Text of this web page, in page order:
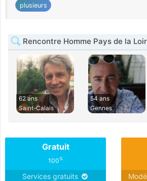
plusieurs
Rencontre Homme Pays de la
62 ans
Saint-Calais
54 ans
Gennes
Gratuit
100%
Services gratuits